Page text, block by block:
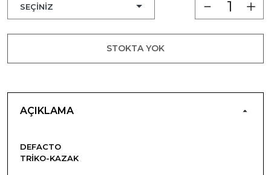
STOKTA YOK
AÇIKLAMA
DEFACTO
TRIKO-KAZAK